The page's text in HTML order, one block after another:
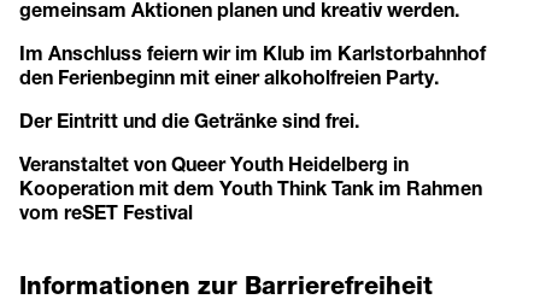
gemeinsam Aktionen planen und kreativ werden.
Im Anschluss feiern wir im Klub im Karlstorbahnhof
den Ferienbeginn mit einer alkoholfreien Party.
Der Eintritt und die Getränke sind frei.
Veranstaltet von Queer Youth Heidelberg in
Kooperation mit dem Youth Think Tank im Rahmen
vom reSET Festival
Informationen zur Barrierefreiheit